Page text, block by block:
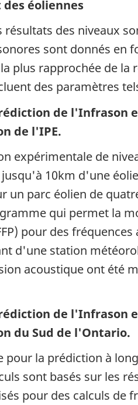
éoliennes
des niveaux
sont donnés en
plus rapprochée de
des paramètres
de l'Infrason
de l'IPE.
expérimentale de
10km d'une
parc éolien de
qui permet la
pour des
d'une station
acoustique ont été
de l'Infrason
du Sud de l'Ontario.
pour la prédiction à
sont basés sur les
pour des calculs de